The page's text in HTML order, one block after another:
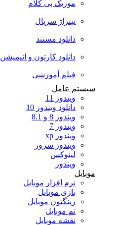
موزیک بی کلام
تیتراژ سریال
دانلود مستند
دانلود کارتون و انیمیشن
فیلم آموزشی
سیستم عامل
ویندوز 11
دانلود ویندوز 10
ویندوز 8 و 8.1
ویندوز 7
ویندوز xp
ویندوز سرور
لینوکس
ویندوز
موبایل
نرم افزار موبایل
بازی موبایل
رینگتون موبایل
تم موبایل
نقشه موبایل